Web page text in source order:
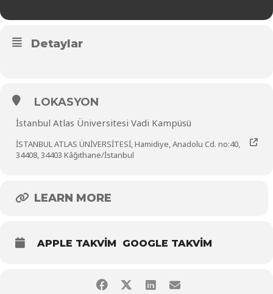
Detaylar
LOKASYON
İstanbul Atlas Üniversitesi Vadi Kampüsü
İSTANBUL ATLAS ÜNİVERSİTESİ, Hamidiye, Anadolu Cd. no:40,
34408, 34403 Kâğıthane/İstanbul
LEARN MORE
APPLE TAKVIM GOOGLE TAKVIM